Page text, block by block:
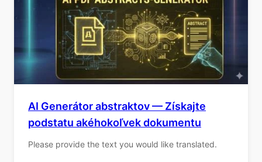
AI Generátor abstraktov — Získajte
podstatu akéhokoľvek dokumentu
Please provide the text you would like translated.